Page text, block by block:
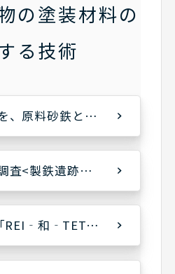
の塗装材料の
る技術
かける<製鉄遺跡解説シリーズ 砂鉄調査編>
遺跡調査シリーズ>
同開発、重要文化財の保存修理適用